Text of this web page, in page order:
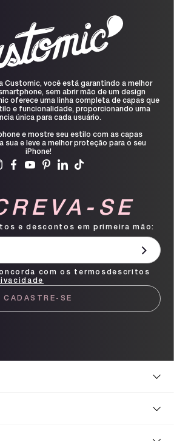
Customic, você está garantindo a melhor
sem abrir mão de um design
oferece uma linha completa de capas que
e funcionalidade, proporcionando uma
única para cada usuário.
e mostre seu estilo com as capas
sua e leve a melhor proteção para o seu
iPhone!
SE
e descontos em primeira mão:
CADASTRE-SE
com os termosdescritos